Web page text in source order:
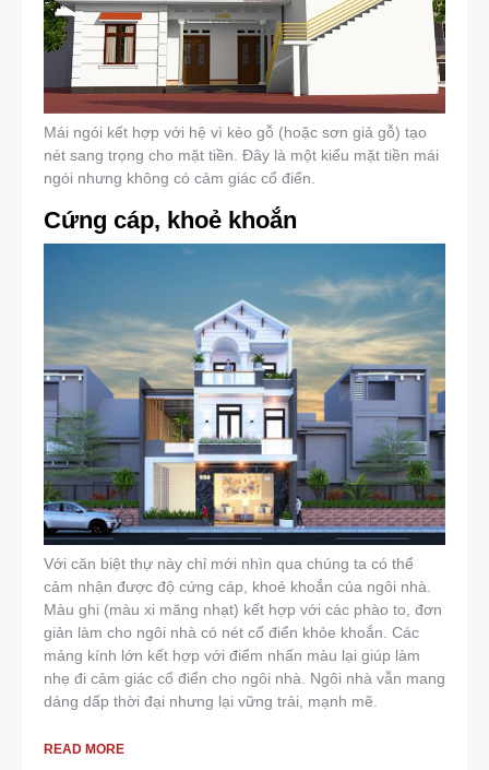
Mái ngói kết hợp với hệ vì kèo gỗ (hoặc sơn giả gỗ) tạo
nét sang trọng cho mặt tiền. Đây là một kiểu mặt tiền mái
ngói nhưng không có cảm giác cổ điển.
Cứng cáp, khoẻ khoắn
Với căn biệt thự này chỉ mới nhìn qua chúng ta có thể
cảm nhận được độ cứng cáp, khoẻ khoắn của ngôi nhà.
Màu ghi (màu xi măng nhạt) kết hợp với các phào to, đơn
giản làm cho ngôi nhà có nét cổ điển khỏe khoắn. Các
mảng kính lớn kết hợp với điểm nhấn màu lại giúp làm
nhẹ đi cảm giác cổ điển cho ngôi nhà. Ngôi nhà vẫn mang
dáng dấp thời đại nhưng lại vững trải, mạnh mẽ.
READ MORE